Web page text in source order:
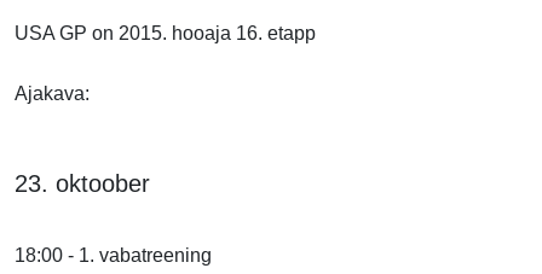
USA GP on 2015. hooaja 16. etapp
Ajakava:
23. oktoober
18:00 - 1. vabatreening